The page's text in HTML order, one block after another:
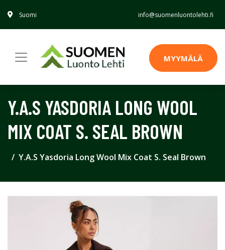
Suomi info@suomenluontolehti.fi
MYYMÄLÄ
Y.A.S YASDORIA LONG WOOL
MIX COAT S. SEAL BROWN
Y.A.S Yasdoria Long Wool Mix Coat S. Seal Brown